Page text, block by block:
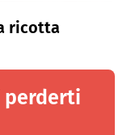
ricotta
perderti